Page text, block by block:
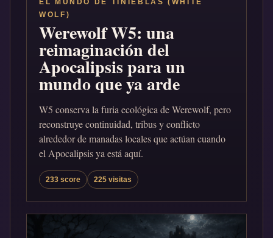
EL MUNDO DE TINIEBLAS (WHITE
WOLF)
Werewolf W5: una
reimaginación del
Apocalipsis para un
mundo que ya arde
W5 conserva la furia ecológica de Werewolf, pero
reconstruye continuidad, tribus y conflicto
alrededor de manadas locales que actúan cuando
el Apocalipsis ya está aquí.
233 score 225 visitas